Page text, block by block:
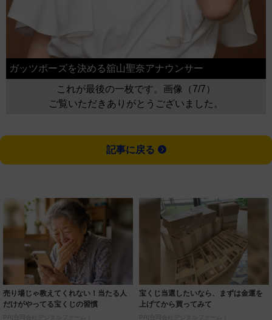
ガッツポーズを決める舘山聖奈アナウンサー
これが最後の一枚です。画像（7/7）
ご覧いただきありがとうございました。
記事に戻る
売り場じゃ教えてくれない！当たる人
だけがやってる宝くじの習慣
PR(合同会社デジタルファーム )
宝くじ当選したいなら、まずは金運を
上げてから買ってみて
PR(合同会社デジタルファーム )